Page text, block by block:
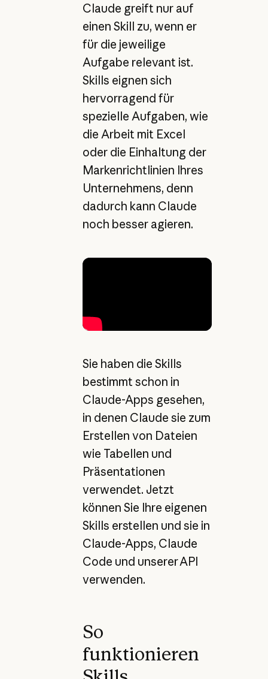
Claude greift nur auf
einen Skill zu, wenn er
für die jeweilige
Aufgabe relevant ist.
Skills eignen sich
hervorragend für
spezielle Aufgaben, wie
die Arbeit mit Excel
oder die Einhaltung der
Markenrichtlinien Ihres
Unternehmens, denn
dadurch kann Claude
noch besser agieren.
Sie haben die Skills
bestimmt schon in
Claude-Apps gesehen,
in denen Claude sie zum
Erstellen von Dateien
wie Tabellen und
Präsentationen
verwendet. Jetzt
können Sie Ihre eigenen
Skills erstellen und sie in
Claude-Apps, Claude
Code und unserer API
verwenden.
So
funktionieren